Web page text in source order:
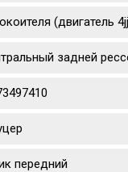
(двигатель
задней
передний